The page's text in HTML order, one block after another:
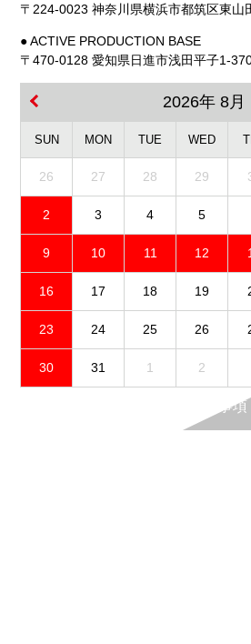
〒224-0023 神奈川県横浜市都筑区東山
● ACTIVE PRODUCTION BASE
〒470-0128 愛知県日進市浅田平子1-
2026年 8月
SUN MON TUE WED
26 27 28 29
2 3 4 5
9 10 11 12
16 17 18 19
23 24 25 26
30 31 1 2
免責事項